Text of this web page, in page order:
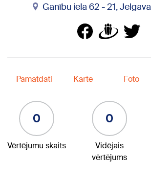
Ganību iela 62 - 21,
Pamatdati Karte Foto
0
Vērtējumu skaits
0
Vidējais
vērtējums